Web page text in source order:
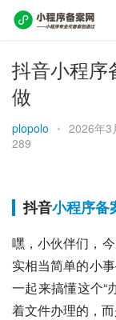
抖音小程序
做
plopolo • 2026年3
289
抖音小程序备
嘿，小伙伴们，
实相当简单的小
一起来搞懂这个“
着文件办理的，而